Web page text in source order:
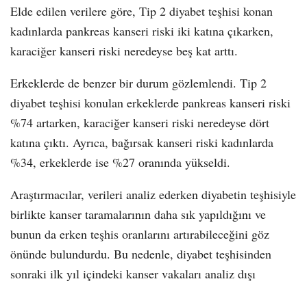
Elde edilen verilere göre, Tip 2 diyabet teşhisi konan
kadınlarda pankreas kanseri riski iki katına çıkarken,
karaciğer kanseri riski neredeyse beş kat arttı.
Erkeklerde de benzer bir durum gözlemlendi. Tip 2
diyabet teşhisi konulan erkeklerde pankreas kanseri riski
%74 artarken, karaciğer kanseri riski neredeyse dört
katına çıktı. Ayrıca, bağırsak kanseri riski kadınlarda
%34, erkeklerde ise %27 oranında yükseldi.
Araştırmacılar, verileri analiz ederken diyabetin teşhisiyle
birlikte kanser taramalarının daha sık yapıldığını ve
bunun da erken teşhis oranlarını artırabileceğini göz
önünde bulundurdu. Bu nedenle, diyabet teşhisinden
sonraki ilk yıl içindeki kanser vakaları analiz dışı